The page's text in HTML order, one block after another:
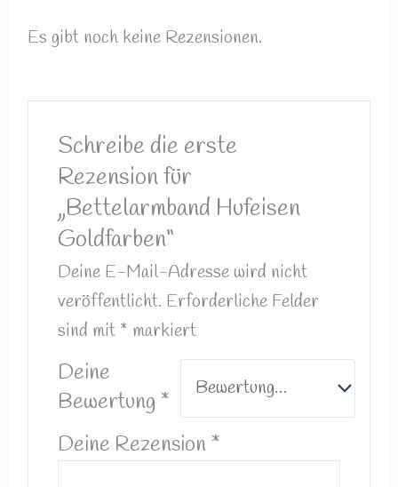
Es gibt noch keine Rezensionen.
Schreibe die erste
Rezension für
„Bettelarmband Hufeisen
Goldfarben“
Deine E-Mail-Adresse wird nicht
veröffentlicht. Erforderliche Felder
sind mit * markiert
Deine
Bewertung *
Deine Rezension*